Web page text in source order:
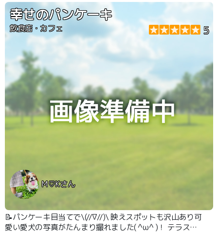
ごはん抜きで9時台に行くのがおすすめです。ワンメニュ
ーもあります。店内ゆったりしています。晴れた日はかな
り眺めもきれい（海を見下ろす）
幸せのパンケーキ
飲食店・カフェ 5
M♡Kさん
📝パンケーキ目当てで\(//∇//)\ 映えスポットも沢山あり可
愛い愛犬の写真がたんまり撮れました( ^ω^ )！ テラス席